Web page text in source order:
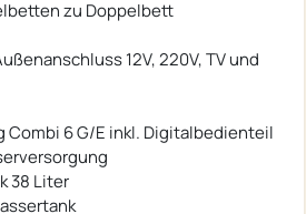
zu Doppelbett
12V, 220V, TV und
Combi 6 G/E inkl. Digitalbedienteil
38 Liter